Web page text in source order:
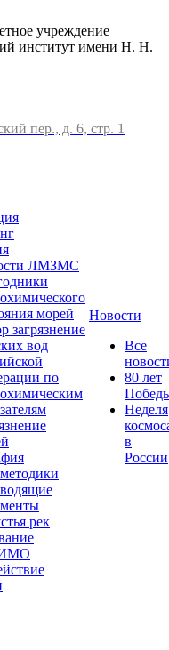
учреждение
институт имени Н. Н.
пер., д. 6, стр. 1
ЛМЗМС
морей
загрязнение
вод
по
рек
Новости
Все
80 лет
Неделя
в
России